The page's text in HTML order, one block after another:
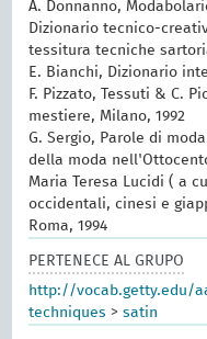
A. Donnanno,
Dizionario tecnico-
tessitura tecniche
E. Bianchi, Dizionario
F. Pizzato, Tessuti & C.
mestiere, Milano, 1992
G. Sergio, Parole di
della moda
Maria Teresa Lucidi ( a
occidentali, cinesi e
Roma, 1994
PERTENECE AL GRUPO
http://vocab.getty.edu/
techniques >satin